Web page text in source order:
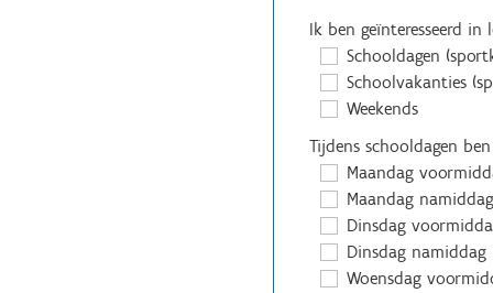
Ik ben geïnteresseerd in
Schooldagen
Schoolvakanties
Weekends
Tijdens schooldagen
Maandag
Maandag namiddag
Dinsdag
Dinsdag namiddag
Woensdag